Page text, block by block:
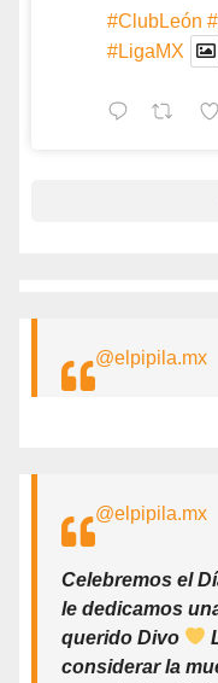
#ClubLeón
#LigaMX
@elpipila.mx
@elpipila.mx
Celebremos el
le dedicamos
querido Divo
considerar la